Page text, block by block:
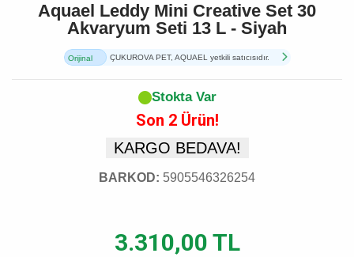
Aquael Leddy Mini Creative Set 30
Akvaryum Seti 13 L - Siyah
Orijinal
ÇUKUROVA PET, AQUAEL yetkili satıcısıdır.
Stokta Var
Son 2 Ürün!
KARGO BEDAVA!
BARKOD: 5905546326254
3.310,00 TL